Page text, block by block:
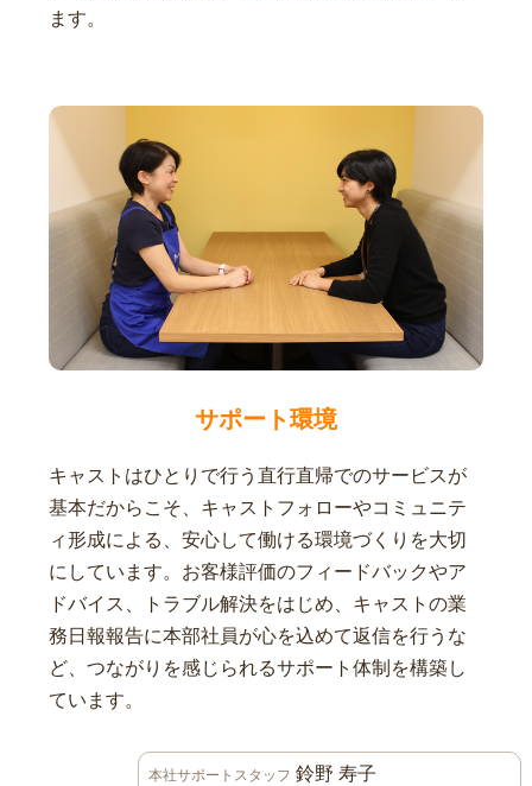
ます。
サポート環境
キャストはひとりで行う直行直帰でのサービスが
基本だからこそ、キャストフォローやコミュニテ
ィ形成による、安心して働ける環境づくりを大切
にしています。お客様評価のフィードバックやア
ドバイス、トラブル解決をはじめ、キャストの業
務日報報告に本部社員が心を込めて返信を行うな
ど、つながりを感じられるサポート体制を構築し
ています。
本社サポートスタッフ 鈴野 寿子